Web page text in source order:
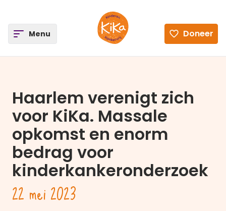
Open
Menu Doneer
Haarlem verenigt zich
voor KiKa. Massale
opkomst en enorm
bedrag voor
kinderkankeronderzoek
22 mei 2023